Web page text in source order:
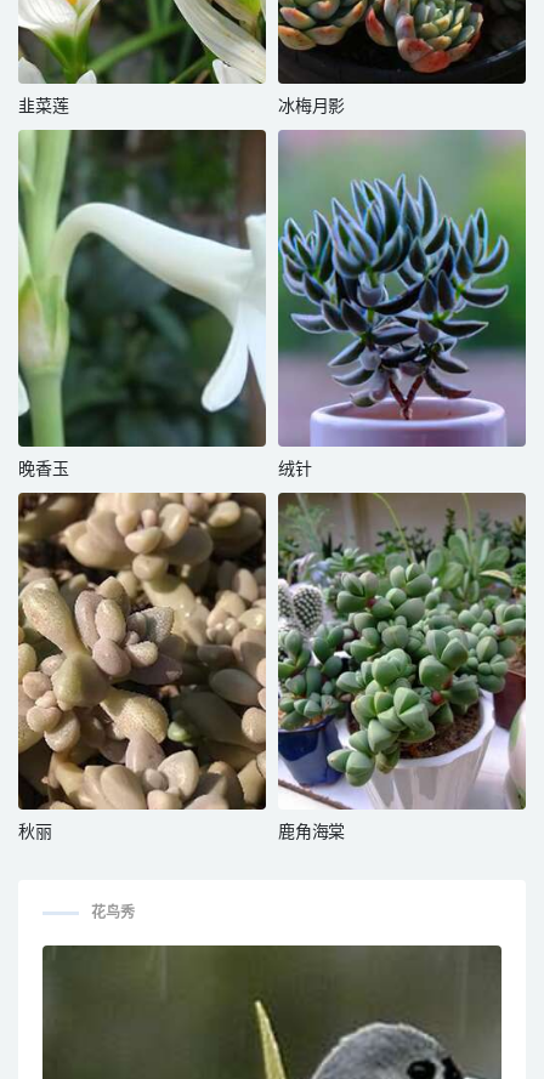
韭菜莲 冰梅月影
晚香玉 绒针
秋丽 鹿角海棠
花鸟秀